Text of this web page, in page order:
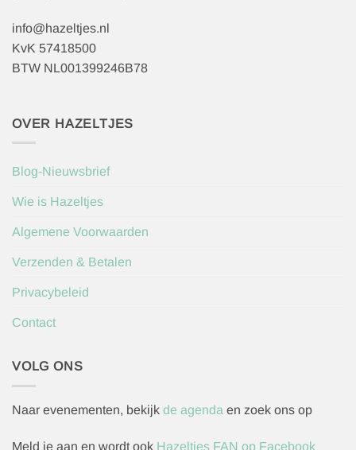
info@hazeltjes.nl
KvK 57418500
BTW NL001399246B78
OVER HAZELTJES
Blog-Nieuwsbrief
Wie is Hazeltjes
Algemene Voorwaarden
Verzenden & Betalen
Privacybeleid
Contact
VOLG ONS
Naar evenementen, bekijk de agenda en zoek ons op
Meld je aan en wordt ook Hazeltjes FAN op Facebook